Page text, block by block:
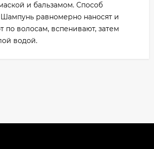
и бальзамом. Способ
равномерно наносят и
по волосам, вспенивают, затем
водой.